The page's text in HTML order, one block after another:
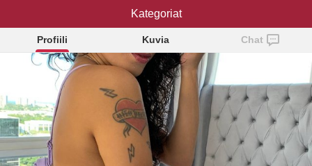
Sally-Diaz
Profiili Kuvia Chat
Kategoriat